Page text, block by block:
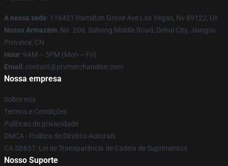
A nossa sede: 116421 Hamilton Grove Ave Las Vegas, Nv 89122, Us
Nosso Armazém: No. 200, Suhong Middle Road, Dehui City, Jiangsu
Province, CN
Hour: 9AM – 5PM (Mon – Fri)
Email : contact@ptvmerchandise.com
Nossa empresa
Sobre nós
Termos e Condições
Políticas de privacidade
DMCA - Política de Direitos Autorais
CA SB657: Lei de Transparência de Cadeia de Suprimentos
Nosso Suporte